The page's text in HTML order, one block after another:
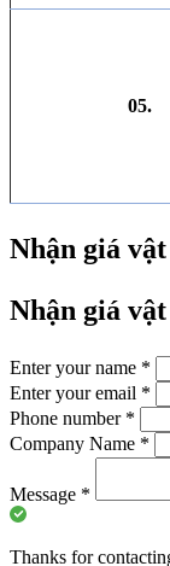
05.
Nhận giá
Nhận giá
Enter your name *
Enter your email *
Phone number *
Company Name *
Message *
Thanks for